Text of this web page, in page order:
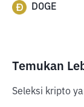
DOGE
Temukan
Seleksi kripto